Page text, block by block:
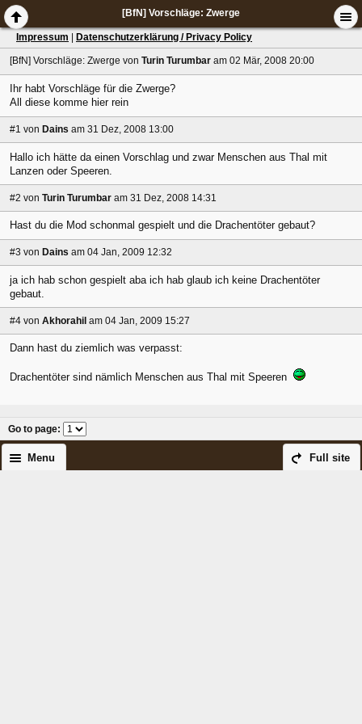
[BfN] Vorschläge: Zwerge
Impressum Datenschutzerklärung / Privacy Policy
[BfN] Vorschläge: Zwerge von Turin Turumbar am 02 Mär, 2008 20:00
Ihr habt Vorschläge für die Zwerge?
All diese komme hier rein
#1 von Dains am 31 Dez, 2008 13:00
Hallo ich hätte da einen Vorschlag und zwar Menschen aus Thal mit
Lanzen oder Speeren.
#2 von Turin Turumbar am 31 Dez, 2008 14:31
Hast du die Mod schonmal gespielt und die Drachentöter gebaut?
#3 von Dains am 04 Jan, 2009 12:32
ja ich hab schon gespielt aba ich hab glaub ich keine Drachentöter
gebaut.
#4 von Akhorahil am 04 Jan, 2009 15:27
Dann hast du ziemlich was verpasst:
Drachentöter sind nämlich Menschen aus Thal mit Speeren
Go to page:
Full site
Menu